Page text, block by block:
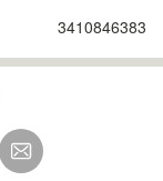
3410846383